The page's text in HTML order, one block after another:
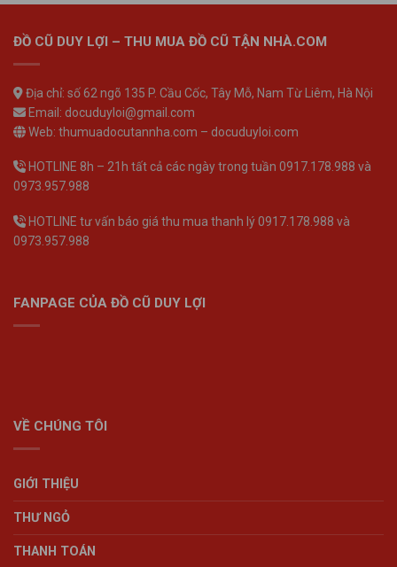
ĐỒ CŨ DUY LỢI – THU MUA ĐỒ CŨ TẬN NHÀ.COM
Địa chỉ: số 62 ngõ 135 P. Cầu Cốc, Tây Mỗ, Nam Từ Liêm, Hà Nội
Email: docuduyloi@gmail.com
Web: thumuadocutannha.com – docuduyloi.com
HOTLINE 8h – 21h tất cả các ngày trong tuần 0917.178.988 và
0973.957.988
HOTLINE tư vấn báo giá thu mua thanh lý 0917.178.988 và
0973.957.988
FANPAGE CỦA ĐỒ CŨ DUY LỢI
VỀ CHÚNG TÔI
GIỚI THIỆU
THƯ NGỎ
THANH TOÁN